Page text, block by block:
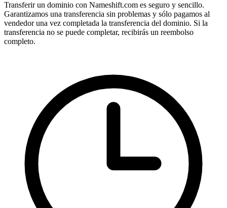
Transferir un dominio con Nameshift.com es seguro y sencillo.
Garantizamos una transferencia sin problemas y sólo pagamos al
vendedor una vez completada la transferencia del dominio. Si la
transferencia no se puede completar, recibirás un reembolso
completo.